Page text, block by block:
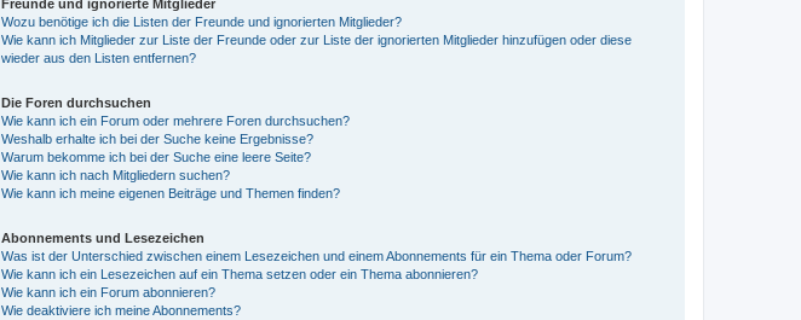
Freunde und ignorierte Mitglieder
Wozu benötige ich die Listen der Freunde und ignorierten Mitglieder?
Wie kann ich Mitglieder zur Liste der Freunde oder zur Liste der ignorierten Mitglieder hinzufügen oder diese
wieder aus den Listen entfernen?
Die Foren durchsuchen
Wie kann ich ein Forum oder mehrere Foren durchsuchen?
Weshalb erhalte ich bei der Suche keine Ergebnisse?
Warum bekomme ich bei der Suche eine leere Seite?
Wie kann ich nach Mitgliedern suchen?
Wie kann ich meine eigenen Beiträge und Themen finden?
Abonnements und Lesezeichen
Was ist der Unterschied zwischen einem Lesezeichen und einem Abonnements für ein Thema oder Forum?
Wie kann ich ein Lesezeichen auf ein Thema setzen oder ein Thema abonnieren?
Wie kann ich ein Forum abonnieren?
Wie deaktiviere ich meine Abonnements?